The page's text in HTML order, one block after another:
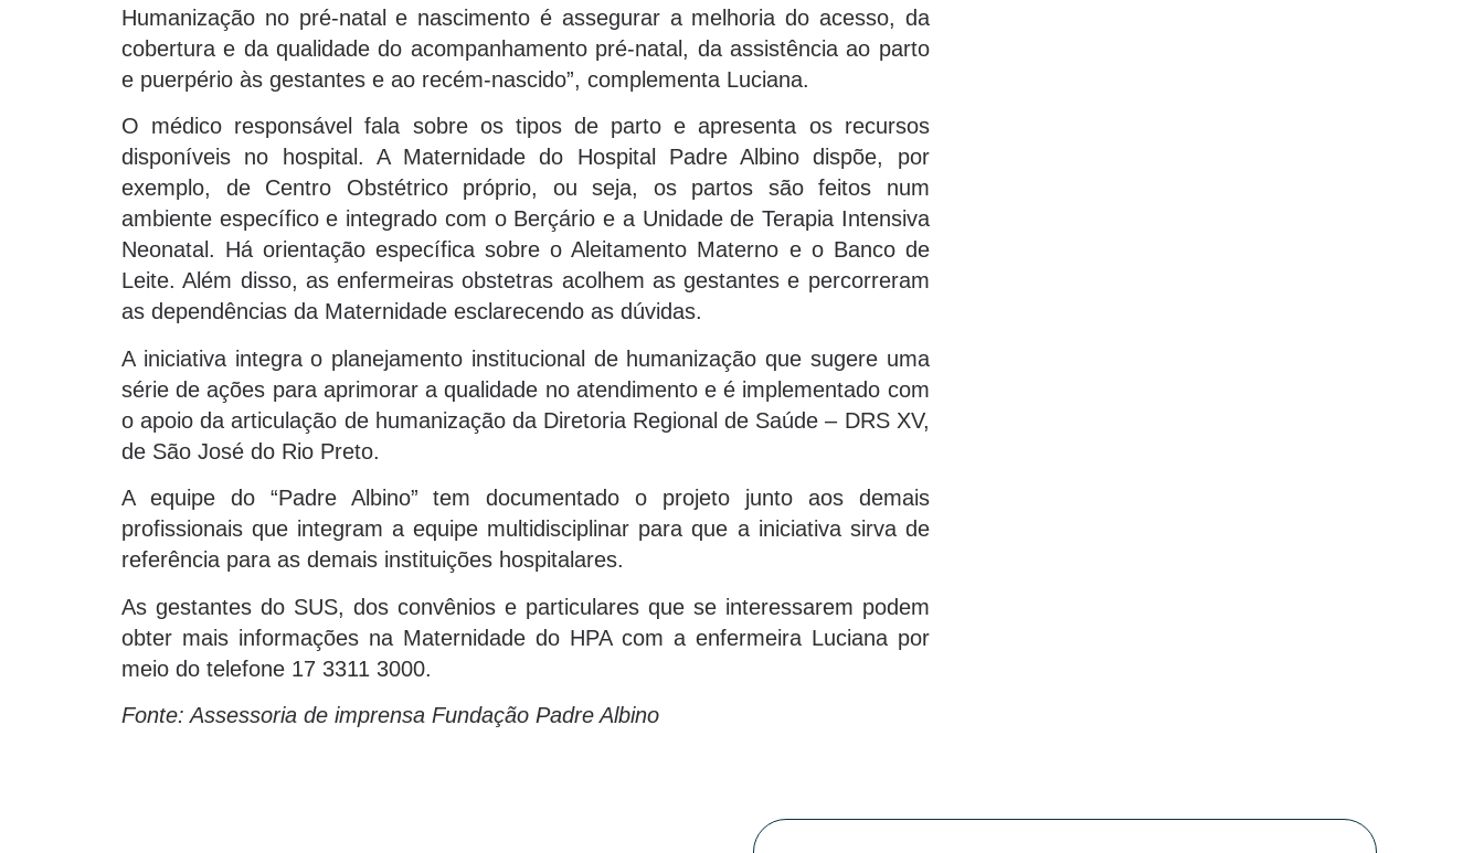
Humanização no pré-natal e nascimento é assegurar a melhoria do acesso, da
cobertura e da qualidade do acompanhamento pré-natal, da assistência ao parto
e puerpério às gestantes e ao recém-nascido”, complementa Luciana.
O médico responsável fala sobre os tipos de parto e apresenta os recursos
disponíveis no hospital. A Maternidade do Hospital Padre Albino dispõe, por
exemplo, de Centro Obstétrico próprio, ou seja, os partos são feitos num
ambiente específico e integrado com o Berçário e a Unidade de Terapia Intensiva
Neonatal. Há orientação específica sobre o Aleitamento Materno e o Banco de
Leite. Além disso, as enfermeiras obstetras acolhem as gestantes e percorreram
as dependências da Maternidade esclarecendo as dúvidas.
A iniciativa integra o planejamento institucional de humanização que sugere uma
série de ações para aprimorar a qualidade no atendimento e é implementado com
o apoio da articulação de humanização da Diretoria Regional de Saúde – DRS XV,
de São José do Rio Preto.
A equipe do “Padre Albino” tem documentado o projeto junto aos demais
profissionais que integram a equipe multidisciplinar para que a iniciativa sirva de
referência para as demais instituições hospitalares.
As gestantes do SUS, dos convênios e particulares que se interessarem podem
obter mais informações na Maternidade do HPA com a enfermeira Luciana por
meio do telefone 17 3311 3000.
Fonte: Assessoria de imprensa Fundação Padre Albino